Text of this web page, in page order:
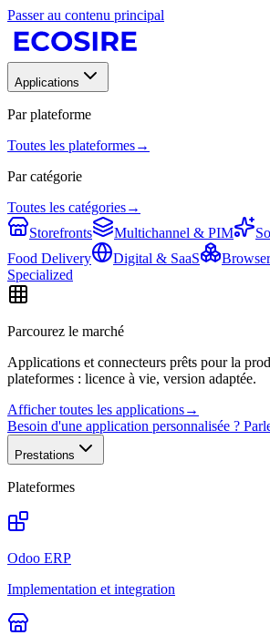
Passer au contenu principal
Applications
Par plateforme
Toutes les plateformes→
Par catégorie
Toutes les catégories→
Storefronts
Multichannel & PIM
Food Delivery
Digital & SaaS
Specialized
Parcourez le marché
Applications et connecteurs prêts pour la
plateformes : licence à vie, version adaptée.
Afficher toutes les applications→
Besoin d'une application personnalisée ?
Prestations
Plateformes
Odoo ERP
Implementation et integration